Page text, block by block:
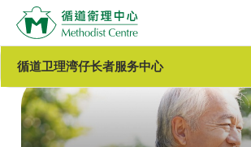
循道卫理湾仔长者服务中心